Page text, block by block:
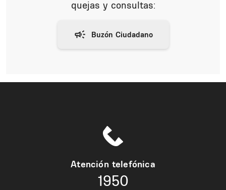
quejas y consultas:
Atención telefónica
1950